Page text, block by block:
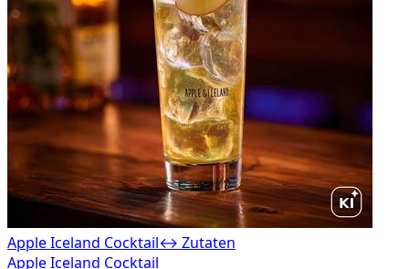
Apple Iceland Cocktail↔ Zutaten